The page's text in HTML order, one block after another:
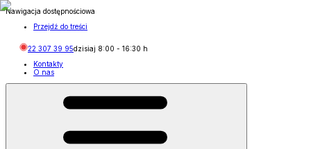
Nawigacja dostępnościowa
Przejdź do treści
22 307 39 95dzisiaj 8:00 - 16:30 h
Kontakty
O nas